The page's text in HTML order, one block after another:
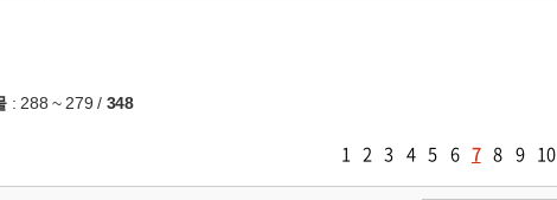
:288 ~ 279 / 348
1 2 3 4 5 6 7 8 9 10